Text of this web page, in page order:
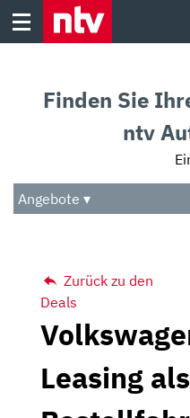
Skip
Audio
Das Beste
Finden Sie
ntv
Angebote ▾
Zurück zu den
Deals
Leasing als